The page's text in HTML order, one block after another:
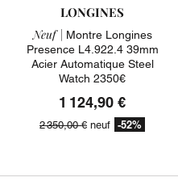
LONGINES
Neuf | Montre Longines
Presence L4.922.4 39mm
Acier Automatique Steel
Watch 2350€
1 124,90 €
2 350,00 € neuf -52%